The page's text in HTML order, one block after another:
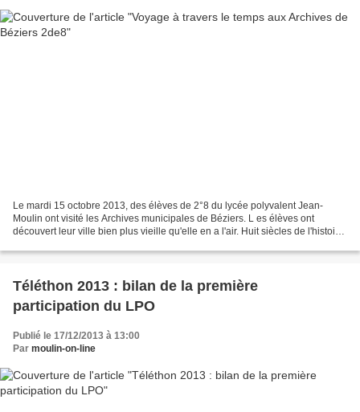
Le mardi 15 octobre 2013, des élèves de 2°8 du lycée polyvalent Jean-
Moulin ont visité les Archives municipales de Béziers. L es élèves ont
découvert leur ville bien plus vieille qu'elle en a l'air. Huit siècles de l'histoire
Téléthon 2013 : bilan de la première
participation du LPO
Publié le 17/12/2013 à 13:00
Par moulin-on-line